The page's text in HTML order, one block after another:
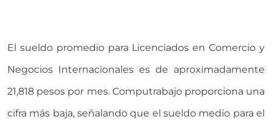
El sueldo promedio para Licenciados en Comercio y
Negocios Internacionales es de aproximadamente
21,818 pesos por mes​. Computrabajo proporciona una
cifra más baja, señalando que el sueldo medio para el